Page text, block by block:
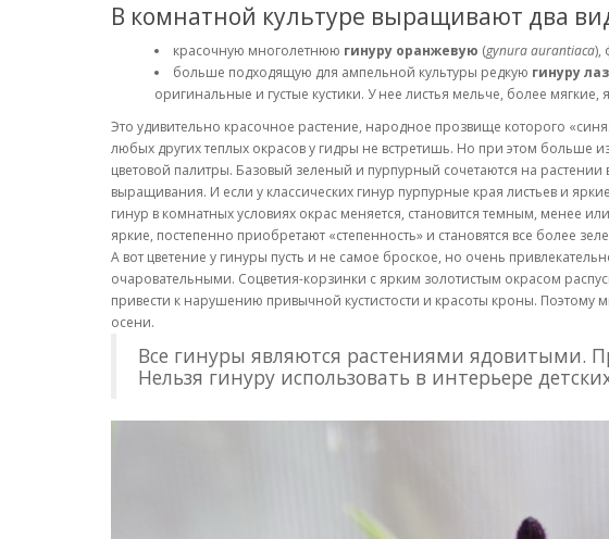
В комнатной культуре выращивают два
красочную многолетнюю гинуру оранжевую (gynura aurantiaca),
больше подходящую для ампельной культуры редкую гинуру
оригинальные и густые кустики. У нее листья мельче, более мягкие,
Это удивительно красочное растение, народное прозвище которого
любых других теплых окрасов у гидры не встретишь. Но при этом больше
цветовой палитры. Базовый зеленый и пурпурный сочетаются на
выращивания. И если у классических гинур пурпурные края листьев и
гинур в комнатных условиях окрас меняется, становится темным, менее
яркие, постепенно приобретают «степенность» и становятся все более
А вот цветение у гинуры пусть и не самое броское, но очень
очаровательными. Соцветия-корзинки с ярким золотистым окрасом
привести к нарушению привычной кустистости и красоты кроны. Поэтому
осени.
Все гинуры являются растениями ядовитыми.
Нельзя гинуру использовать в интерьере